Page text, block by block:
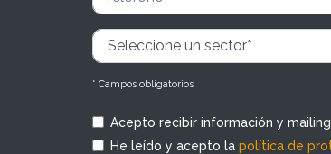
* Campos obligatorios
Acepto recibir información y
He leído y acepto la política de